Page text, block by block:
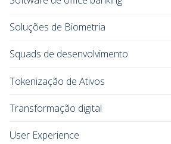
Soluções de Biometria
Squads de desenvolvimento
Tokenização de Ativos
Transformação digital
User Experience